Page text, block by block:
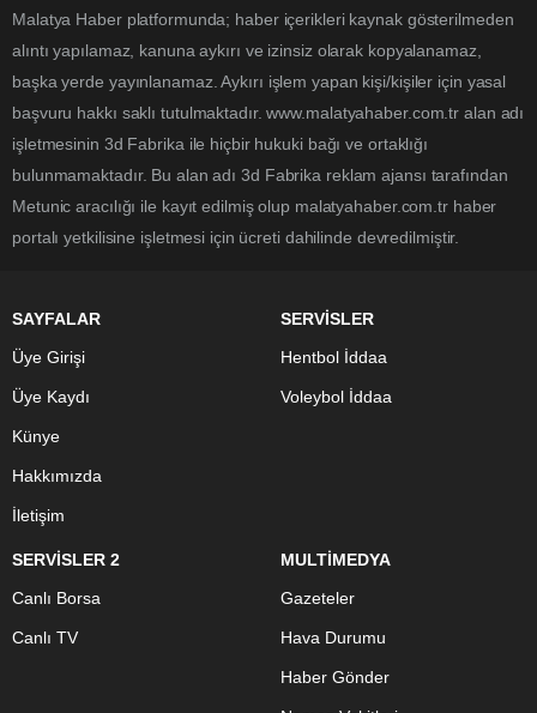
Malatya Haber platformunda; haber içerikleri kaynak gösterilmeden
alıntı yapılamaz, kanuna aykırı ve izinsiz olarak kopyalanamaz,
başka yerde yayınlanamaz. Aykırı işlem yapan kişi/kişiler için yasal
başvuru hakkı saklı tutulmaktadır. www.malatyahaber.com.tr alan adı
işletmesinin 3d Fabrika ile hiçbir hukuki bağı ve ortaklığı
bulunmamaktadır. Bu alan adı 3d Fabrika reklam ajansı tarafından
Metunic aracılığı ile kayıt edilmiş olup malatyahaber.com.tr haber
portalı yetkilisine işletmesi için ücreti dahilinde devredilmiştir.
SAYFALAR
Üye Girişi
Üye Kaydı
Künye
Hakkımızda
İletişim
SERVİSLER
Hentbol İddaa
Voleybol İddaa
SERVİSLER 2
Canlı Borsa
Canlı TV
MULTİMEDYA
Gazeteler
Hava Durumu
Haber Gönder